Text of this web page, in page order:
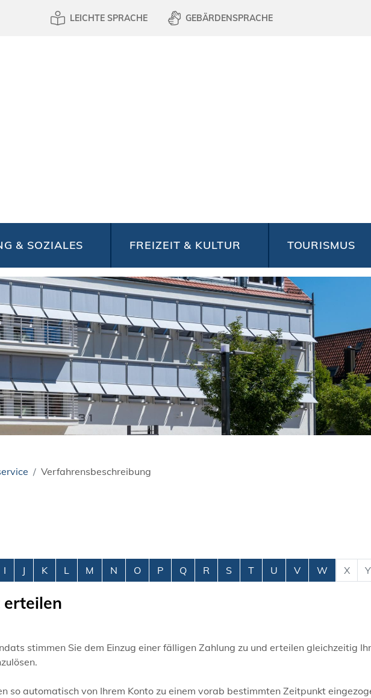
LEICHTE SPRACHE GEBÄRDENSPRACHE
& SOZIALES FREIZEIT & KULTUR TOURISMUS
Verfahrensbeschreibung
I J K L M N O P Q R S T U V W X Y
erteilen
stimmen Sie dem Einzug einer fälligen Zahlung zu und erteilen gleichzeitig
so automatisch von Ihrem Konto zu einem vorab bestimmten Zeitpunkt